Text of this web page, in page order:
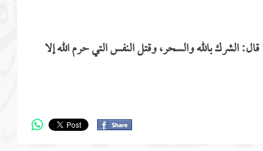
الشرك بالله والسحر، وقتل النفس التي حرم الله إلا